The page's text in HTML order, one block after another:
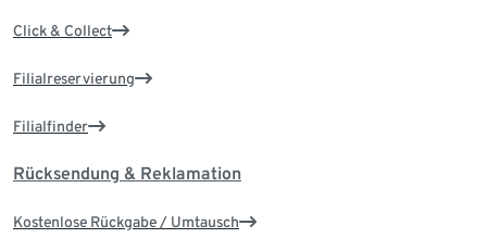
Click & Collect
Filialreservierung
Filialfinder
Rücksendung & Reklamation
Kostenlose Rückgabe / Umtausch